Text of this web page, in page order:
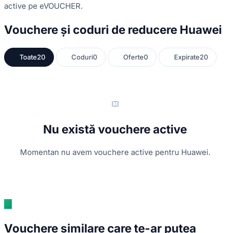
active pe eVOUCHER.
Vouchere și coduri de reducere Huawei
Toate20 Coduri0 Oferte0 Expirate20
Nu există vouchere active
Momentan nu avem vouchere active pentru Huawei.
Vouchere similare care te-ar putea